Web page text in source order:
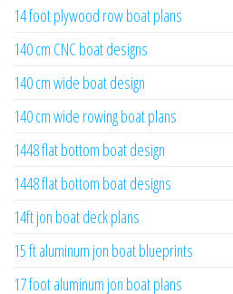
14 foot plywood row boat plans
140 cm CNC boat designs
140 cm wide boat design
140 cm wide rowing boat plans
1448 flat bottom boat design
1448 flat bottom boat designs
14ft jon boat deck plans
15 ft aluminum jon boat blueprints
17 foot aluminum jon boat plans